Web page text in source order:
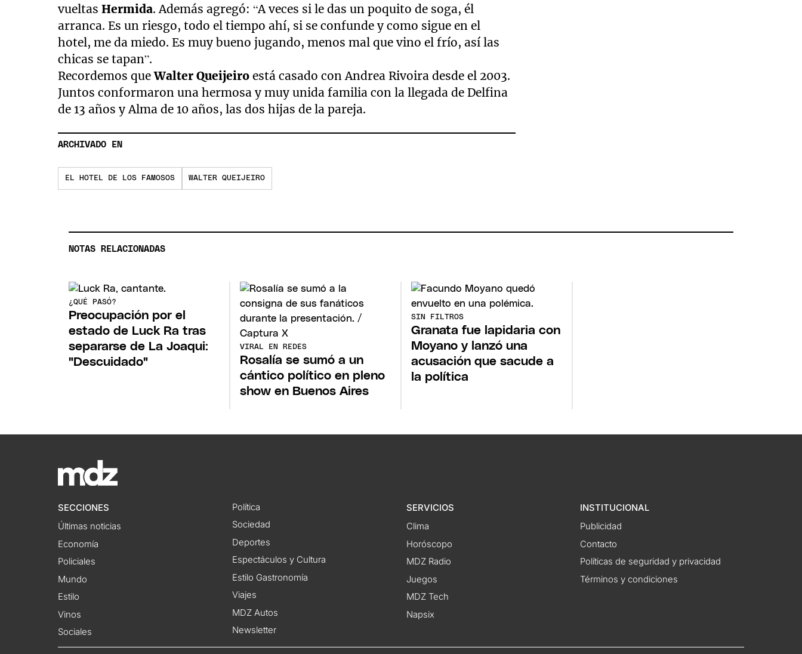
vueltasHermida. Además agregó: “A veces si le das un poquito de soga, él
arranca. Es un riesgo, todo el tiempo ahí, si se confunde y como sigue en el
hotel, me da miedo. Es muy bueno jugando, menos mal que vino el frío, así las
chicas se tapan”.
Recordemos queWalter Queijeiro está casado con Andrea Rivoira desde el 2003.
Juntos conformaron una hermosa y muy unida familia con la llegada de Delfina
de 13 años y Alma de 10 años, las dos hijas de la pareja.
ARCHIVADO EN
EL HOTEL DE LOS FAMOSOS WALTER QUEIJEIRO
NOTAS RELACIONADAS
¿QUÉ PASÓ?
Preocupación por el
estado de Luck Ra tras
separarse de La Joaqui:
"Descuidado"
VIRAL EN REDES
Rosalía se sumó a un
cántico político en pleno
show en Buenos Aires
SIN FILTROS
Granata fue lapidaria con
Moyano y lanzó una
acusación que sacude a
la política
SECCIONES
Últimas noticias
Economía
Policiales
Mundo
Estilo
Vinos
Sociales
Política
Sociedad
Deportes
Espectáculos y Cultura
Estilo Gastronomía
Viajes
MDZ Autos
Newsletter
SERVICIOS
Clima
Horóscopo
MDZ Radio
Juegos
MDZ Tech
Napsix
INSTITUCIONAL
Publicidad
Contacto
Políticas de seguridad y privacidad
Términos y condiciones